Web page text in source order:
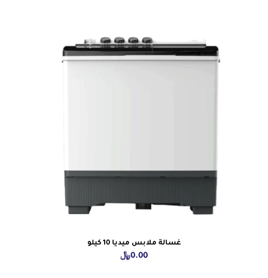
غسالة ملابس ميديا 10 كيلو
0.00﷼